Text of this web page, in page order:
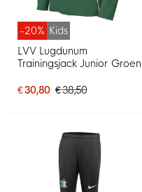
-20% Kids
LVV Lugdunum
Trainingsjack Junior Groen
€ 30,80 € 38,50